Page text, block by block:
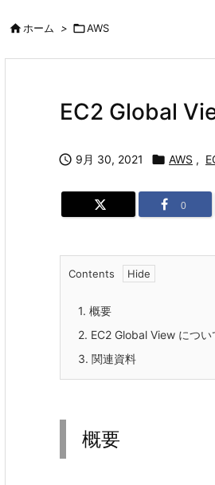
ホーム > AWS
EC2 Global
 9月 30, 2021  AWS ,
0
Contents
1. 概要
2. EC2 Global View につい
3. 関連資料
概要